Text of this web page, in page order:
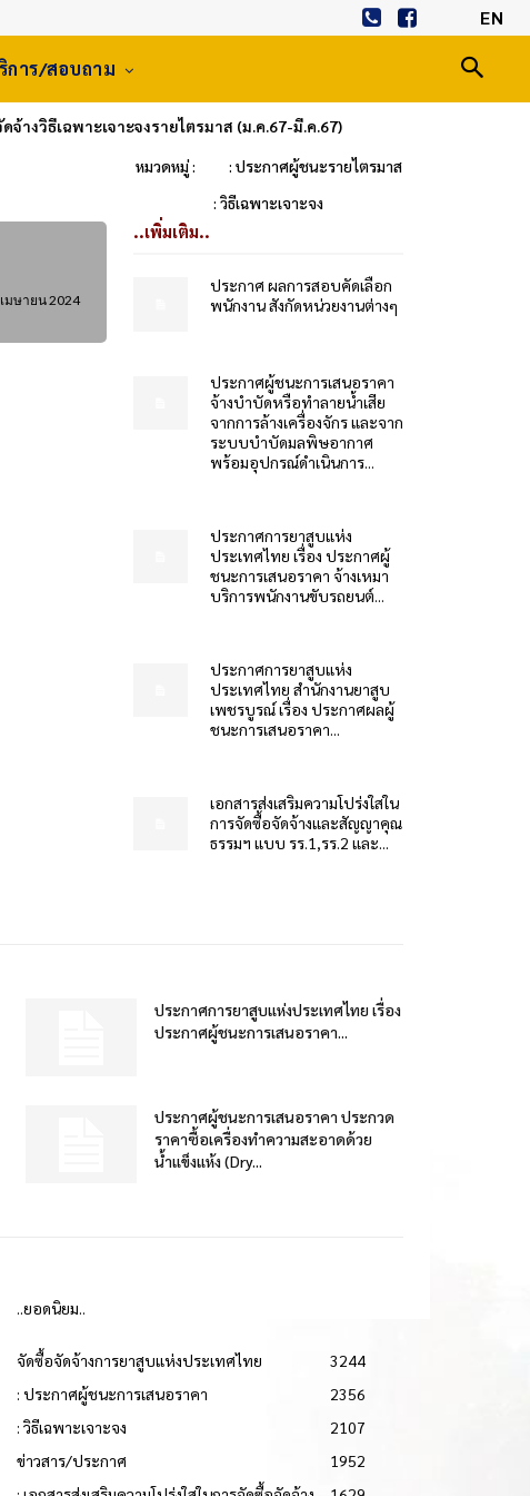
EN
การ/สอบถาม
างวิธีเฉพาะเจาะจงรายไตรมาส (ม.ค.67-มี.ค.67)
หมวดหมู่ :
: ประกาศผู้ชนะรายไตรมาส
: วิธีเฉพาะเจาะจง
มษายน 2024
..เพิ่มเติม..
ประกาศ ผลการสอบคัดเลือก
พนักงาน สังกัดหน่วยงานต่างๆ
ประกาศผู้ชนะการเสนอราคา
จ้างบำบัดหรือทำลายน้ำเสีย
จากการล้างเครื่องจักร และจาก
ระบบบำบัดมลพิษอากาศ
พร้อมอุปกรณ์ดำเนินการ...
ประกาศการยาสูบแห่ง
ประเทศไทย เรื่อง ประกาศผู้
ชนะการเสนอราคา จ้างเหมา
บริการพนักงานขับรถยนต์...
ประกาศการยาสูบแห่ง
ประเทศไทย สำนักงานยาสูบ
เพชรบูรณ์ เรื่อง ประกาศผลผู้
ชนะการเสนอราคา...
เอกสารส่งเสริมความโปร่งใสใน
การจัดซื้อจัดจ้างและสัญญาคุณ
ธรรมฯ แบบ รร.1,รร.2 และ...
ประกาศการยาสูบแห่งประเทศไทย เรื่อง
ประกาศผู้ชนะการเสนอราคา...
ประกาศผู้ชนะการเสนอราคา ประกวด
ราคาซื้อเครื่องทำความสะอาดด้วย
น้ำแข็งแห้ง (Dry...
..ยอดนิยม..
จัดซื้อจัดจ้างการยาสูบแห่งประเทศไทย
3244
: ประกาศผู้ชนะการเสนอราคา
2356
: วิธีเฉพาะเจาะจง
2107
ข่าวสาร/ประกาศ
1952